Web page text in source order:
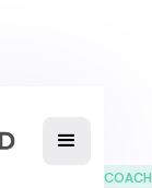
MARKETING COACH